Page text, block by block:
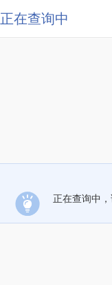
正在查询中
正在查询中